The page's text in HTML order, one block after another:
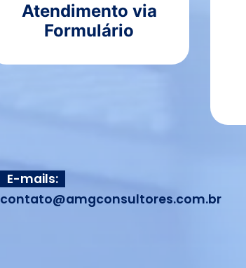
Atendimento via
Formulário
E-mails:
contato@amgconsultores.com.br